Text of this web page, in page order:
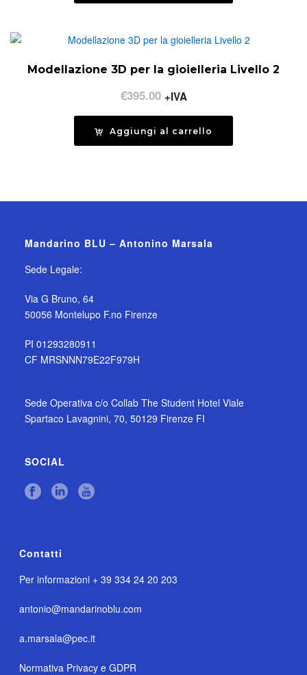
Modellazione 3D per la gioielleria Livello 2
€395.00 +IVA
Aggiungi al carrello
Mandarino BLU – Antonino Marsala
Sede Legale:
Via G Bruno, 64
50056 Montelupo F.no Firenze
PI 01293280911
CF MRSNNN79E22F979H
Sede Operativa c/o Collab The Student Hotel Viale
Spartaco Lavagnini, 70, 50129 Firenze FI
SOCIAL
Contatti
Per informazioni + 39 334 24 20 203
antonio@mandarinoblu.com
a.marsala@pec.it
Normativa Privacy e GDPR